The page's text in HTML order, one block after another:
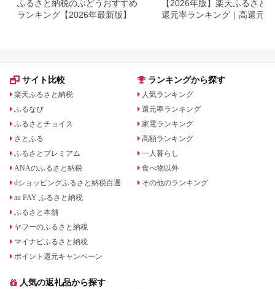
ふるさと納税のぶどうおすすめ
ランキング【2026年最新版】
【2026年版】楽天ふるさと
還元率ランキング｜高還元率
サイト比較
楽天ふるさと納税
ふるなび
ふるさとチョイス
さとふる
ふるさとプレミアム
ANAのふるさと納税
dショッピングふるさと納税百選
au PAY ふるさと納税
ふるさと本舗
ヤフーのふるさと納税
マイナビふるさと納税
ポイント還元キャンペーン
ランキングから探す
人気ランキング
還元率ランキング
家電ランキング
高額ランキング
一人暮らし
食べ物以外
その他のランキング
人気の返礼品から探す